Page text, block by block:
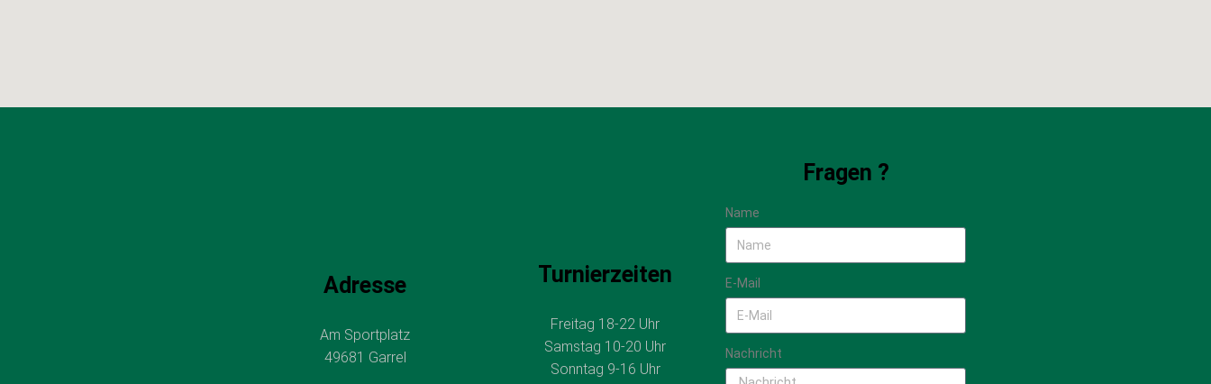
Adresse
Am Sportplatz
49681 Garrel
Turnierzeiten
Freitag 18-22 Uhr
Samstag 10-20 Uhr
Sonntag 9-16 Uhr
Fragen ?
Name
E-Mail
Nachricht